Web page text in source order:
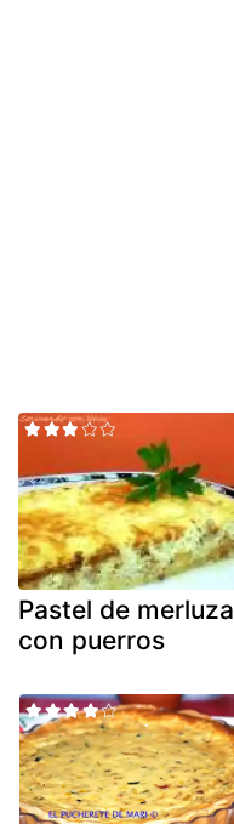
Pastel de merluza
con puerros